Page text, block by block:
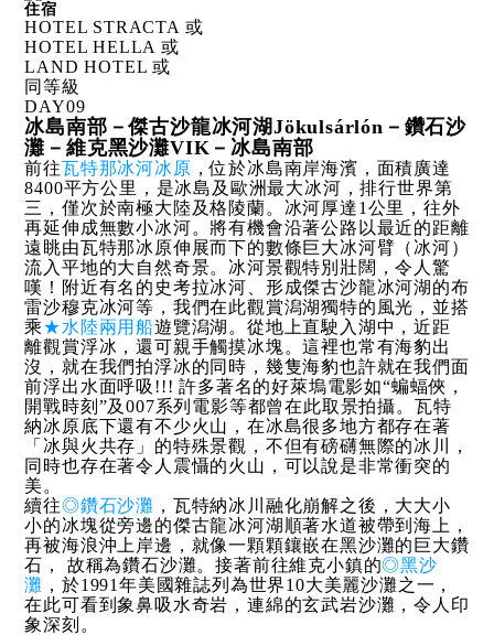
住宿
HOTEL STRACTA 或
HOTEL HELLA 或
LAND HOTEL 或
同等級
DAY09
冰島南部－傑古沙龍冰河湖Jökulsárlón－鑽石沙
灘－維克黑沙灘VIK－冰島南部
前往瓦特那冰河冰原 ，位於冰島南岸海濱，面積廣達
8400平方公里，是冰島及歐洲最大冰河，排行世界第
三，僅次於南極大陸及格陵蘭。冰河厚達1公里，往外
再延伸成無數小冰河。將有機會沿著公路以最近的距離
遠眺由瓦特那冰原伸展而下的數條巨大冰河臂（冰河）
流入平地的大自然奇景。冰河景觀特別壯闊，令人驚
嘆！附近有名的史考拉冰河、形成傑古沙龍冰河湖的布
雷沙穆克冰河等，我們在此觀賞潟湖獨特的風光，並搭
乘★水陸兩用船遊覽潟湖。從地上直駛入湖中，近距
離觀賞浮冰，還可親手觸摸冰塊。這裡也常有海豹出
沒，就在我們拍浮冰的同時，幾隻海豹也許就在我們面
前浮出水面呼吸!!! 許多著名的好萊塢電影如“蝙蝠俠，
開戰時刻”及007系列電影等都曾在此取景拍攝。瓦特
納冰原底下還有不少火山，在冰島很多地方都存在著
「冰與火共存」的特殊景觀，不但有磅礴無際的冰川，
同時也存在著令人震懾的火山，可以說是非常衝突的
美。
續往◎鑽石沙灘 ，瓦特納冰川融化崩解之後，大大小
小的冰塊從旁邊的傑古龍冰河湖順著水道被帶到海上，
再被海浪沖上岸邊，就像一顆顆鑲嵌在黑沙灘的巨大鑽
石， 故稱為鑽石沙灘。接著前往維克小鎮的◎黑沙
灘 ，於1991年美國雜誌列為世界10大美麗沙灘之一，
在此可看到象鼻吸水奇岩，連綿的玄武岩沙灘，令人印
象深刻。